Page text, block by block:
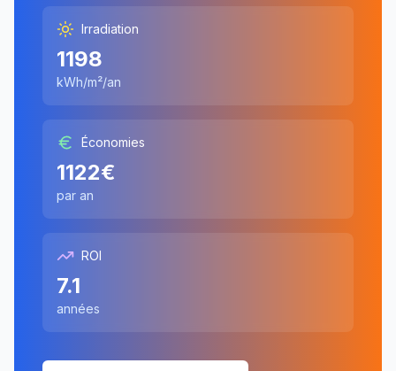
Irradiation
1198
kWh/m²/an
Économies
1122€
par an
ROI
7.1
années